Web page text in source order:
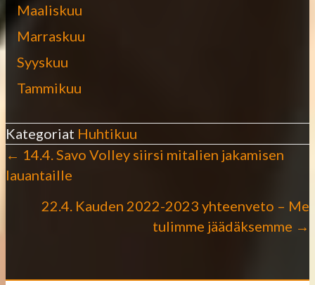
Maaliskuu
Marraskuu
Syyskuu
Tammikuu
Kategoriat Huhtikuu
P
← 14.4. Savo Volley siirsi mitalien jakamisen
lauantaille
22.4. Kauden 2022-2023 yhteenveto – Me
tulimme jäädäksemme →